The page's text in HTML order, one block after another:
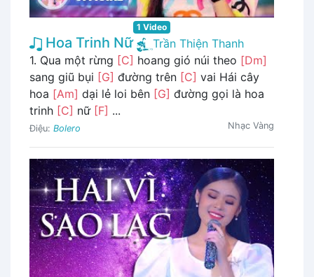
1 Video
Hoa Trinh Nữ
Trần Thiện Thanh
1. Qua một rừng [C] hoang gió núi theo [Dm]
sang giũ bụi [G] đường trên [C] vai Hái cây
hoa [Am] dại lẻ loi bên [G] đường gọi là hoa
trinh [C] nữ [F] ...
Điệu: Bolero Nhạc Vàng